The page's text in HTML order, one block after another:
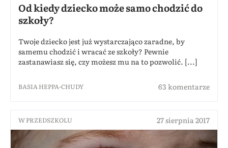
Od kiedy dziecko może samo chodzić do
szkoły?
Twoje dziecko jest już wystarczająco zaradne, by
samemu chodzić i wracać ze szkoły? Pewnie
zastanawiasz się, czy możesz mu na to pozwolić. [...]
BASIA HEPPA-CHUDY 63 komentarze
W PRZEDSZKOLU 27 sierpnia 2017